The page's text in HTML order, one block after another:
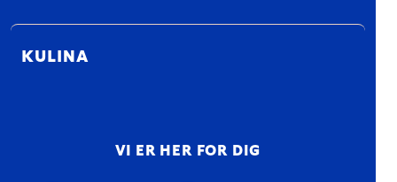
KULINA
VI ER HER FOR DIG